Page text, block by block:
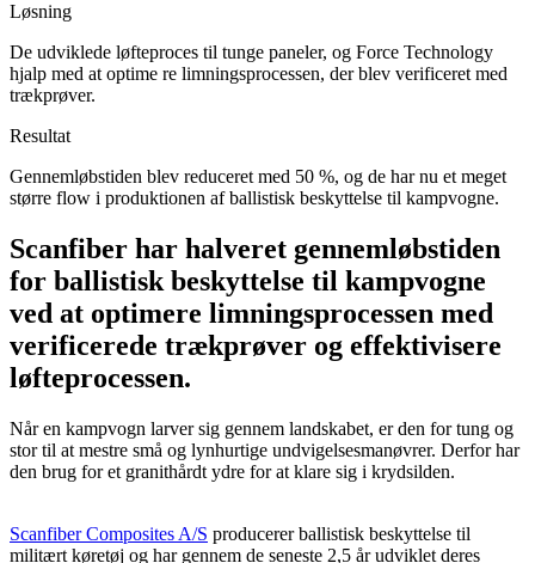
Løsning
De udviklede løfteproces til tunge paneler, og Force Technology
hjalp med at optime re limningsprocessen, der blev verificeret med
trækprøver.
Resultat
Gennemløbstiden blev reduceret med 50 %, og de har nu et meget
større flow i produktionen af ballistisk beskyttelse til kampvogne.
Scanfiber har halveret gennemløbstiden
for ballistisk beskyttelse til kampvogne
ved at optimere limningsprocessen med
verificerede trækprøver og effektivisere
løfteprocessen.
Når en kampvogn larver sig gennem landskabet, er den for tung og
stor til at mestre små og lynhurtige undvigelsesmanøvrer. Derfor har
den brug for et granithårdt ydre for at klare sig i krydsilden.
Scanfiber Composites A/S producerer ballistisk beskyttelse til
militært køretøj og har gennem de seneste 2,5 år udviklet deres